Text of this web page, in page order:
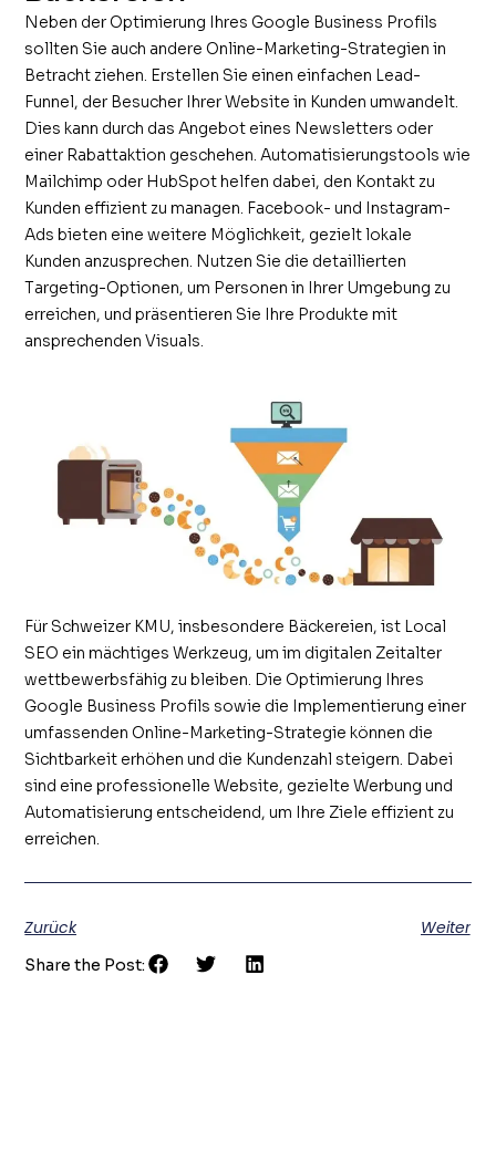
Neben der Optimierung Ihres Google Business Profils
sollten Sie auch andere Online-Marketing-Strategien in
Betracht ziehen. Erstellen Sie einen einfachen Lead-
Funnel, der Besucher Ihrer Website in Kunden umwandelt.
Dies kann durch das Angebot eines Newsletters oder
einer Rabattaktion geschehen. Automatisierungstools wie
Mailchimp oder HubSpot helfen dabei, den Kontakt zu
Kunden effizient zu managen. Facebook- und Instagram-
Ads bieten eine weitere Möglichkeit, gezielt lokale
Kunden anzusprechen. Nutzen Sie die detaillierten
Targeting-Optionen, um Personen in Ihrer Umgebung zu
erreichen, und präsentieren Sie Ihre Produkte mit
ansprechenden Visuals.
Für Schweizer KMU, insbesondere Bäckereien, ist Local
SEO ein mächtiges Werkzeug, um im digitalen Zeitalter
wettbewerbsfähig zu bleiben. Die Optimierung Ihres
Google Business Profils sowie die Implementierung einer
umfassenden Online-Marketing-Strategie können die
Sichtbarkeit erhöhen und die Kundenzahl steigern. Dabei
sind eine professionelle Website, gezielte Werbung und
Automatisierung entscheidend, um Ihre Ziele effizient zu
erreichen.
Zurück Weiter
Share the Post: